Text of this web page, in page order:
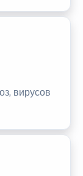
вирусов